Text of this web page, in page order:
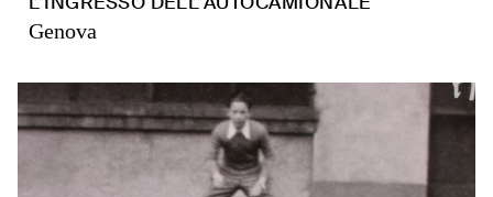
Genova